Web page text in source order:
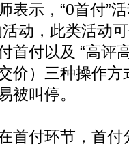
表示，“0首付”
活动，此类活动
首付以及 “高评
价）三种操作
被叫停。
首付环节，首